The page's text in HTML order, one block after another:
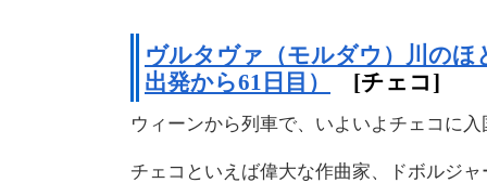
ヴルタヴァ（モルダウ）川のほ
出発から61日目）
[チェコ]
ウィーンから列車で、いよいよチェコに入
チェコといえば偉大な作曲家、ドボルジ